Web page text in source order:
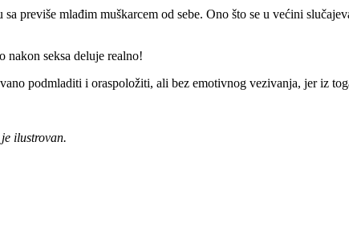
previše mlađim muškarcem od sebe. Ono što se u većini
nakon seksa deluje realno!
podmladiti i oraspoložiti, ali bez emotivnog vezivanja, jer iz
ilustrovan.